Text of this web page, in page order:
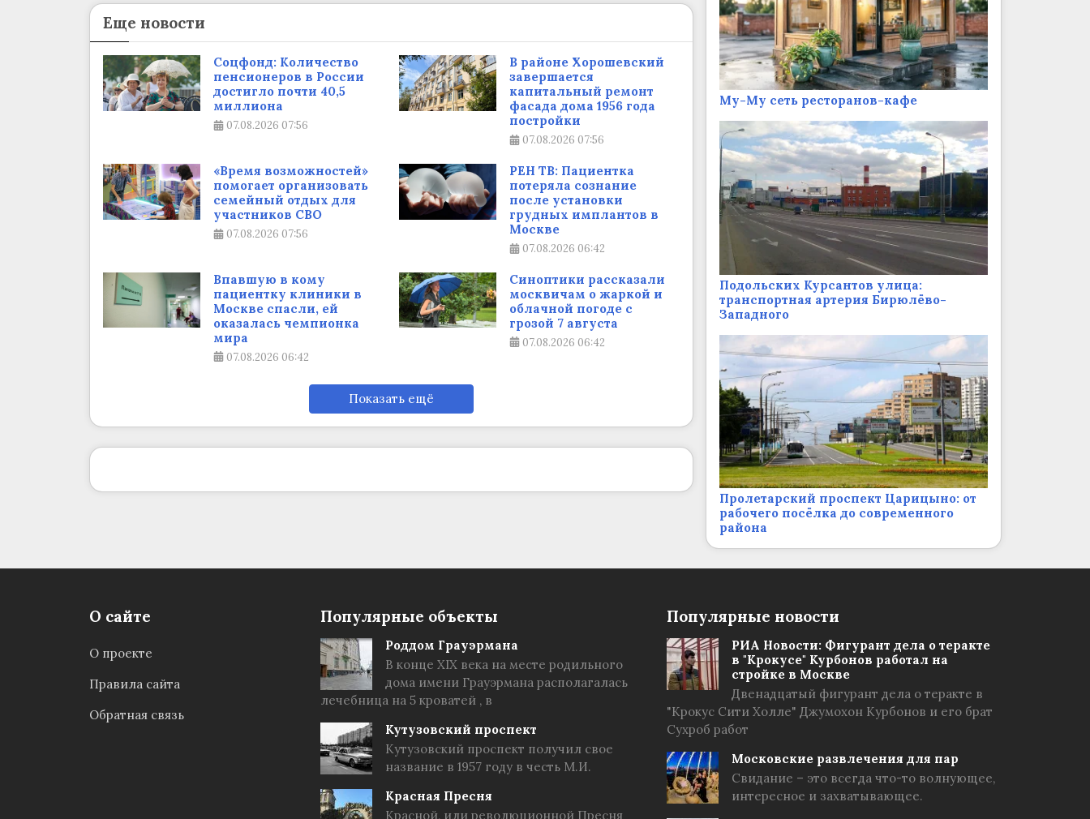
Еще новости
Соцфонд: Количество
пенсионеров в России
достигло почти 40,5
миллиона
07.08.2026 07:56
В районе Хорошевский
завершается
капитальный ремонт
фасада дома 1956 года
постройки
07.08.2026 07:56
«Время возможностей»
помогает организовать
семейный отдых для
участников СВО
07.08.2026 07:56
РЕН ТВ: Пациентка
потеряла сознание
после установки
грудных имплантов в
Москве
07.08.2026 06:42
Впавшую в кому
пациентку клиники в
Москве спасли, ей
оказалась чемпионка
мира
07.08.2026 06:42
Синоптики рассказали
москвичам о жаркой и
облачной погоде с
грозой 7 августа
07.08.2026 06:42
Показать ещё
Му-Му сеть ресторанов-кафе
Подольских Курсантов улица:
транспортная артерия Бирюлёво-
Западного
Пролетарский проспект Царицыно: от
рабочего посёлка до современного
района
О сайте
О проекте
Правила сайта
Обратная связь
Популярные объекты
Роддом Грауэрмана
В конце XIX века на месте родильного
дома имени Грауэрмана располагалась
лечебница на 5 кроватей , в
Кутузовский проспект
Кутузовский проспект получил свое
название в 1957 году в честь М.И.
Красная Пресня
Красной, или революционной Пресня
Популярные новости
РИА Новости: Фигурант дела о теракте
в "Крокусе" Курбонов работал на
стройке в Москве
Двенадцатый фигурант дела о теракте в
"Крокус Сити Холле" Джумохон Курбонов и его брат
Сухроб работ
Московские развлечения для пар
Свидание – это всегда что-то волнующее,
интересное и захватывающее.